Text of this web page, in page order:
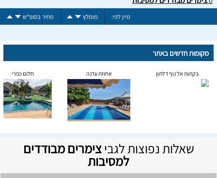
מיין לפי: מומלץ מחיר בסופ"ש
מקומות חדשים באתר
בקתות אל נוף דלתון אחוזת עדנה חלום כפרי
שאלות נפוצות לגביצימרים מבודדים
למסיבות